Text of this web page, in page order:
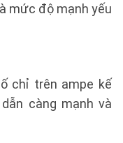
mức độ mạnh yếu
chỉ trên ampe kế
càng mạnh và